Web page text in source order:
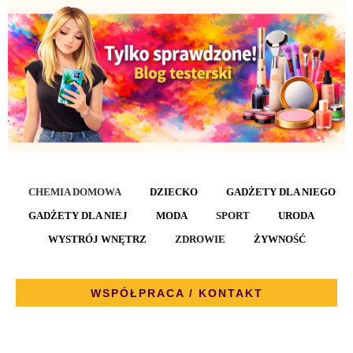
CHEMIA DOMOWA DZIECKO
GADŻETY DLA NIEGO
GADŻETY DLA NIEJ
MODA SPORT
URODA
WYSTRÓJ WNĘTRZ
ZDROWIE ŻYWNOŚĆ
WSPÓŁPRACA / KONTAKT